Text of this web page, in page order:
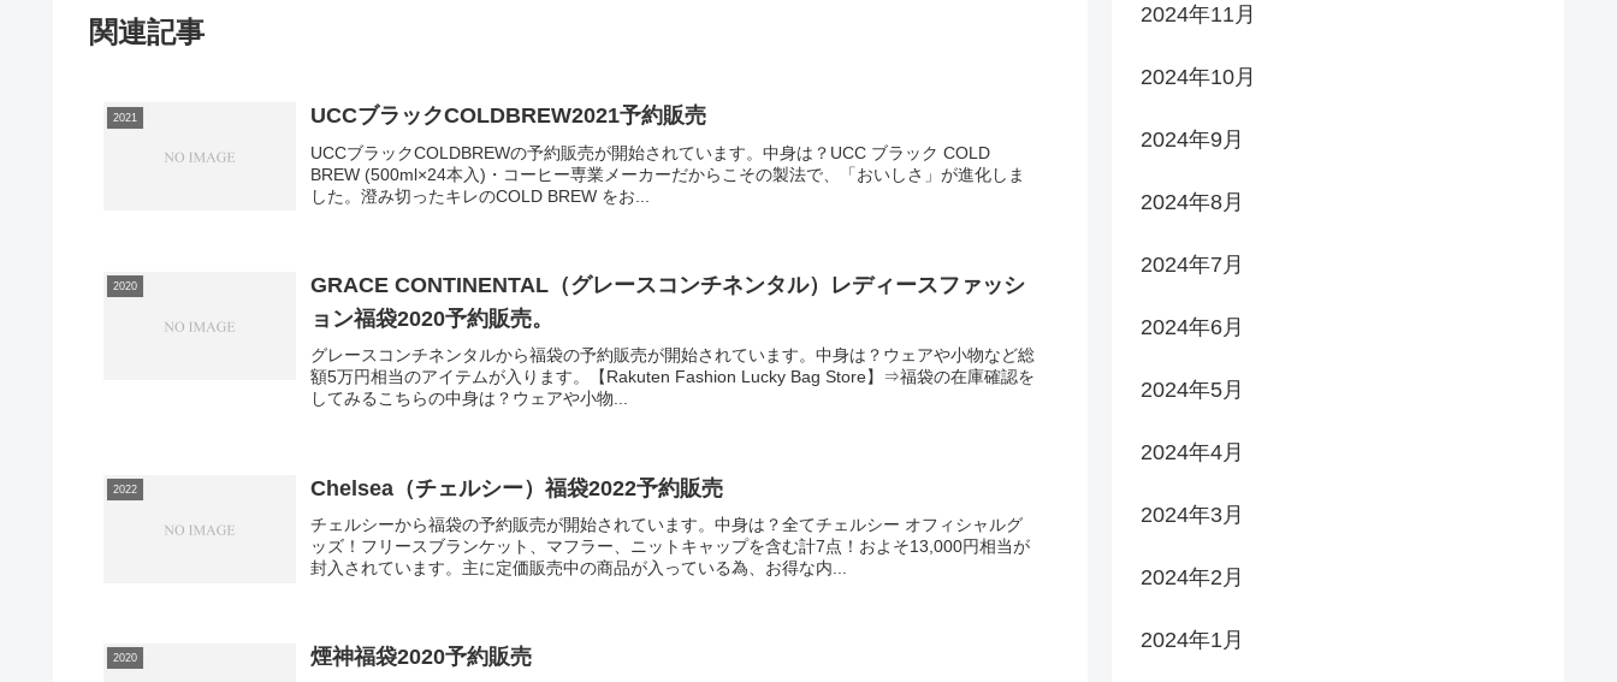
関連記事
2021 UCCブラックCOLDBREW2021予約販売
UCCブラックCOLDBREWの予約販売が開始されています。中身は？UCC ブラック COLD
BREW (500ml×24本入)・コーヒー専業メーカーだからこその製法で、「おいしさ」が進化しま
した。澄み切ったキレのCOLD BREW をお...
2020
GRACE CONTINENTAL（グレースコンチネンタル）レディースファッシ
ョン福袋2020予約販売。
グレースコンチネンタルから福袋の予約販売が開始されています。中身は？ウェアや小物など総
額5万円相当のアイテムが入ります。【Rakuten Fashion Lucky Bag Store】⇒福袋の在庫確認を
してみるこちらの中身は？ウェアや小物...
2022 Chelsea（チェルシー）福袋2022予約販売
チェルシーから福袋の予約販売が開始されています。中身は？全てチェルシー オフィシャルグ
ッズ！フリースブランケット、マフラー、ニットキャップを含む計7点！およそ13,000円相当が
封入されています。主に定価販売中の商品が入っている為、お得な内...
2020 煙神福袋2020予約販売
2024年11月
2024年10月
2024年9月
2024年8月
2024年7月
2024年6月
2024年5月
2024年4月
2024年3月
2024年2月
2024年1月